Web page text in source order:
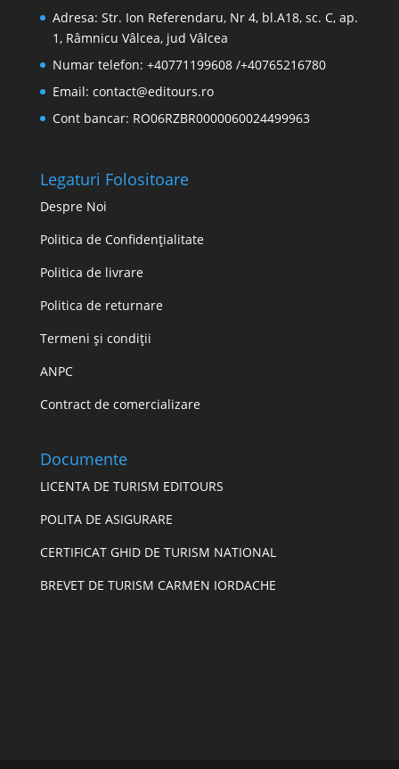
Adresa: Str. Ion Referendaru, Nr 4, bl.A18, sc. C, ap.
1, Râmnicu Vâlcea, jud Vâlcea
Numar telefon: +40771199608 /+40765216780
Email: contact@editours.ro
Cont bancar: RO06RZBR0000060024499963
Legaturi Folositoare
Despre Noi
Politica de Confidențialitate
Politica de livrare
Politica de returnare
Termeni și condiții
ANPC
Contract de comercializare
Documente
LICENTA DE TURISM EDITOURS
POLITA DE ASIGURARE
CERTIFICAT GHID DE TURISM NATIONAL
BREVET DE TURISM CARMEN IORDACHE